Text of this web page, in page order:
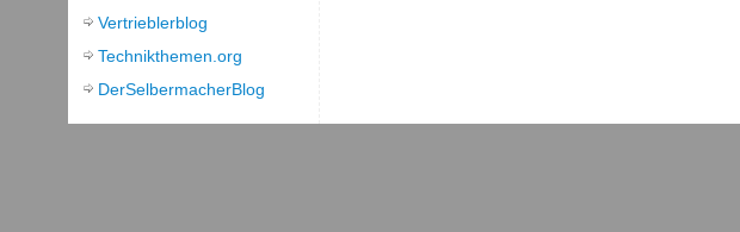
Vertrieblerblog
Technikthemen.org
DerSelbermacherBlog